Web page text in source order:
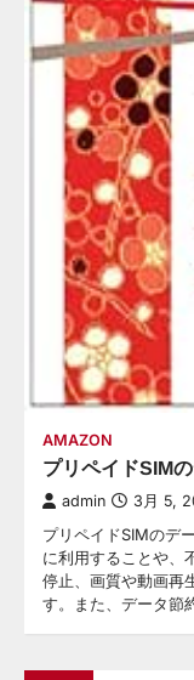
AMAZON
プリペイドSIM
admin 3月 5,
プリペイドSIMのデ
に利用することや、
停止、画質や動画再
す。また、データ節